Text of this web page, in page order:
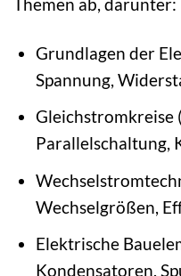
Grundlagen der
Spannung,
Gleichstromkreise
Parallelschaltung,
Wechselgrößen,
Elektrische
Kondensatoren,